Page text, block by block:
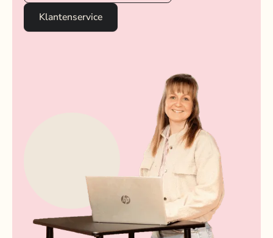
Klantenservice